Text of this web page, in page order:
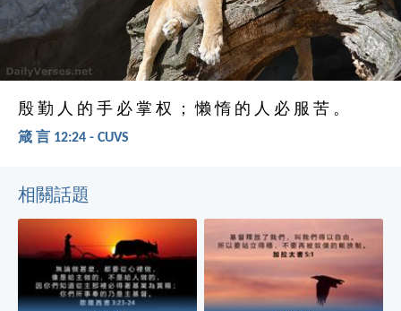
殷 勤 人 的 手 必 掌 权 ； 懒 惰 的 人 必 服 苦 。
箴 言 12:24 - CUVS
相關話題